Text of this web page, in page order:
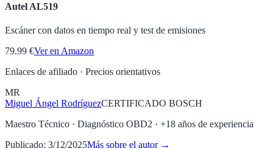
Autel AL519
Escáner con datos en tiempo real y test de emisiones
79.99 €Ver en Amazon
Enlaces de afiliado · Precios orientativos
MR
Miguel Ángel RodríguezCERTIFICADO BOSCH
Maestro Técnico · Diagnóstico OBD2 · +18 años de experiencia
Publicado: 3/12/2025Más sobre el autor →